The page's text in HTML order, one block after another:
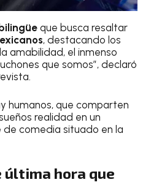
que busca resaltar
, destacando los
amabilidad, el inmenso
que somos”, declaró
humanos, que comparten
realidad en un
comedia situado en la
última hora que